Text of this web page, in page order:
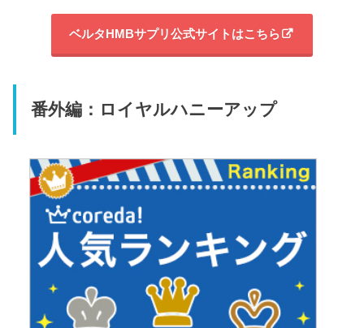
ベルタHMBサプリ公式サイトはこちら
番外編：ロイヤルハニーアップ